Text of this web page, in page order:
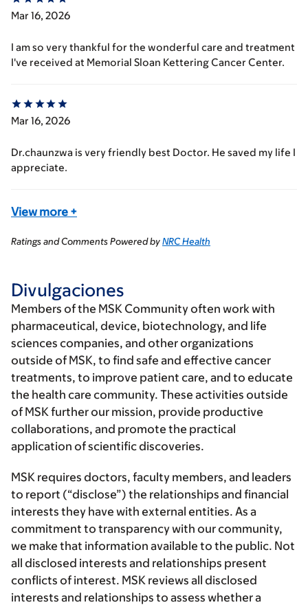
Mar 16, 2026
I am so very thankful for the wonderful care and treatment
I've received at Memorial Sloan Kettering Cancer Center.
Mar 16, 2026
Dr.chaunzwa is very friendly best Doctor. He saved my life I
appreciate.
View more +
Ratings and Comments Powered byNRC Health
Divulgaciones
Members of the MSK Community often work with
pharmaceutical, device, biotechnology, and life
sciences companies, and other organizations
outside of MSK, to find safe and effective cancer
treatments, to improve patient care, and to educate
the health care community. These activities outside
of MSK further our mission, provide productive
collaborations, and promote the practical
application of scientific discoveries.
MSK requires doctors, faculty members, and leaders
to report (“disclose”) the relationships and financial
interests they have with external entities. As a
commitment to transparency with our community,
we make that information available to the public. Not
all disclosed interests and relationships present
conflicts of interest. MSK reviews all disclosed
interests and relationships to assess whether a